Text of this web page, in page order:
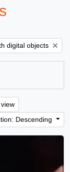
filter:
digital objects
Descending